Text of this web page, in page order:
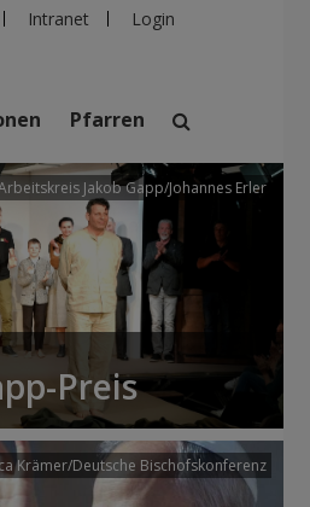
Intranet Login
suchen
Pfarren Einrichtungen
Pfarren
Jakob Gapp/Johannes Erler
Preis
Krämer/Deutsche Bischofskonferenz